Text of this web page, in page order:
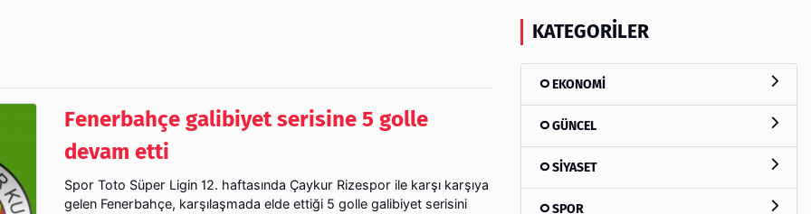
Fenerbahçe galibiyet serisine 5 golle
devam etti
Spor Toto Süper Ligin 12. haftasında Çaykur Rizespor ile karşı karşıya
gelen Fenerbahçe, karşılaşmada elde ettiği 5 golle galibiyet serisini
KATEGORILER
EKONOMİ
GÜNCEL
SİYASET
SPOR